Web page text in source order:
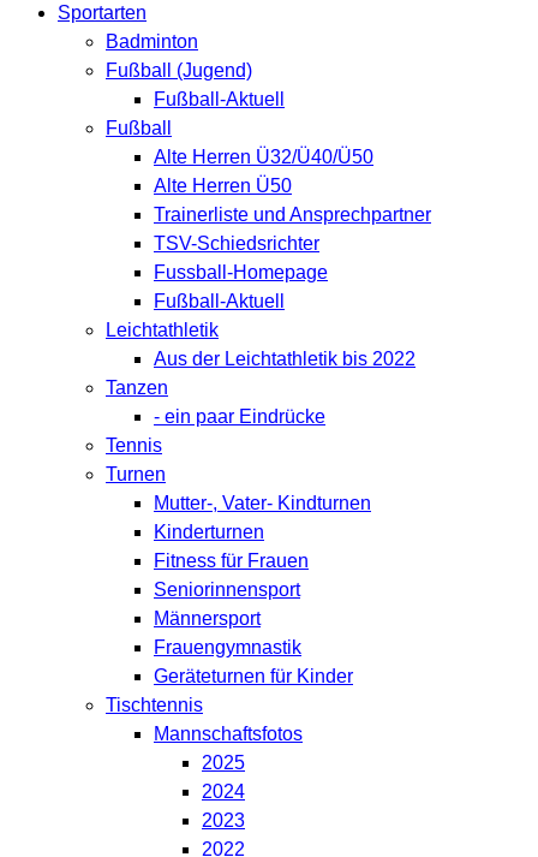
Sportarten
Badminton
Fußball (Jugend)
Fußball-Aktuell
Fußball
Alte Herren Ü32/Ü40/Ü50
Alte Herren Ü50
Trainerliste und Ansprechpartner
TSV-Schiedsrichter
Fussball-Homepage
Fußball-Aktuell
Leichtathletik
Aus der Leichtathletik bis 2022
Tanzen
- ein paar Eindrücke
Tennis
Turnen
Mutter-, Vater- Kindturnen
Kinderturnen
Fitness für Frauen
Seniorinnensport
Männersport
Frauengymnastik
Geräteturnen für Kinder
Tischtennis
Mannschaftsfotos
2025
2024
2023
2022